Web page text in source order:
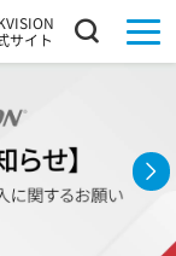
サイト
よる実証を支援